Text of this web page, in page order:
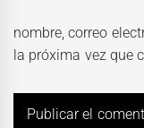
nombre, correo
la próxima vez que